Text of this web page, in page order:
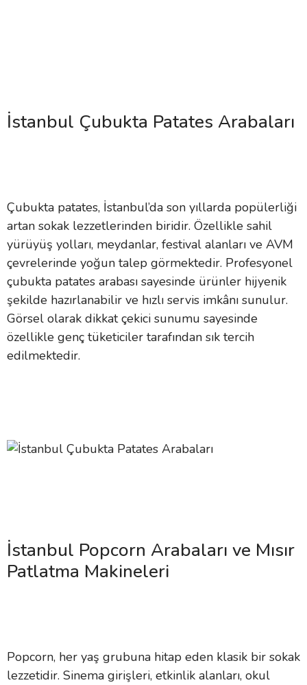
İstanbul Çubukta Patates Arabaları
Çubukta patates, İstanbul’da son yıllarda popülerliği
artan sokak lezzetlerinden biridir. Özellikle sahil
yürüyüş yolları, meydanlar, festival alanları ve AVM
çevrelerinde yoğun talep görmektedir. Profesyonel
çubukta patates arabası sayesinde ürünler hijyenik
şekilde hazırlanabilir ve hızlı servis imkânı sunulur.
Görsel olarak dikkat çekici sunumu sayesinde
özellikle genç tüketiciler tarafından sık tercih
edilmektedir.
İstanbul Popcorn Arabaları ve Mısır
Patlatma Makineleri
Popcorn, her yaş grubuna hitap eden klasik bir sokak
lezzetidir. Sinema girişleri, etkinlik alanları, okul